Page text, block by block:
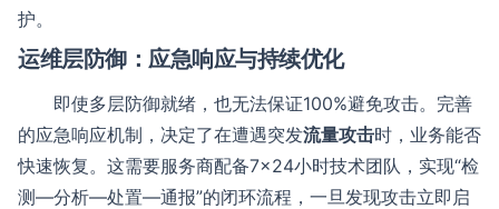
护。
运维层防御：应急响应与持续优化
即使多层防御就绪，也无法保证100%避免攻击。完善
的应急响应机制，决定了在遭遇突发流量攻击时，业务能否
快速恢复。这需要服务商配备7×24小时技术团队，实现“检
测—分析—处置—通报”的闭环流程，一旦发现攻击立即启